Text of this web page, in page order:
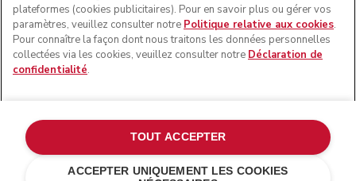
forme du robot pâtissier multifonction sont des marques
commerciales aux États-Unis et ailleurs.
Gérer mes cookies
Politique de confidentialité
plateformes (cookies publicitaires). Pour en savoir plus ou gérer vos
paramètres, veuillez consulter notre Politique relative aux cookies.
Pour connaître la façon dont nous traitons les données personnelles
collectées via les cookies, veuillez consulter notre Déclaration de
confidentialité.
ACCEPTER UNIQUEMENT LES COOKIES
TOUT ACCEPTER